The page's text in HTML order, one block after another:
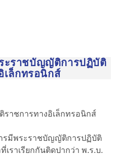
ะราชบัญญัติการปฏิบัติ
เล็กทรอนิกส์
รมีพระราชบัญญัติการปฏิบัติ
ราเรียกกันติดปากว่า พ.ร.บ.